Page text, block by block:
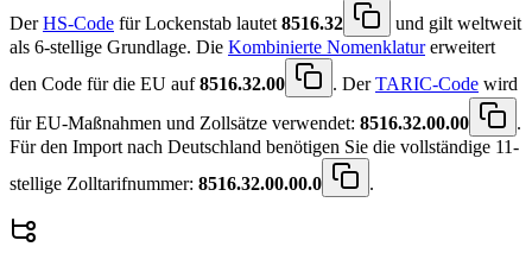
DerHS-Code für Lockenstab lautet8516.32
und gilt weltweit
als 6-stellige Grundlage. Die Kombinierte Nomenklaturerweitert
den Code für die EU auf8516.32.00 . DerTARIC-Code wird
für EU-Maßnahmen und Zollsätze verwendet: 8516.32.00.00
.
Für den Import nach Deutschland benötigen Sie die vollständige 11-
stellige Zolltarifnummer: 8516.32.00.00.0 .